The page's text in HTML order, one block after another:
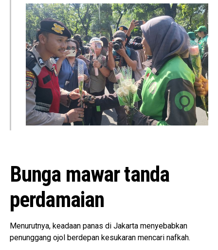
Bunga mawar tanda
perdamaian
Menurutnya, keadaan panas di Jakarta menyebabkan
penunggang ojol berdepan kesukaran mencari nafkah.